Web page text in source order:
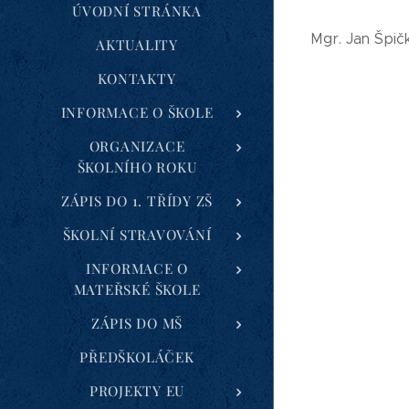
ÚVODNÍ STRÁNKA
AKTUALITY
KONTAKTY
INFORMACE O ŠKOLE
ORGANIZACE
ŠKOLNÍHO ROKU
ZÁPIS DO 1. TŘÍDY ZŠ
ŠKOLNÍ STRAVOVÁNÍ
INFORMACE O
MATEŘSKÉ ŠKOLE
ZÁPIS DO MŠ
PŘEDŠKOLÁČEK
PROJEKTY EU
Mgr. Jan